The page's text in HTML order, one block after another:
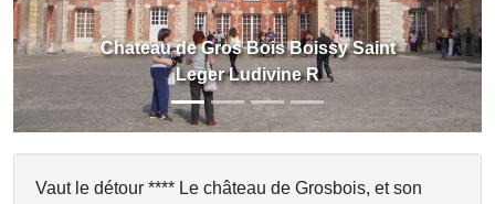
Saint
Chateau de Gros Bois
Leger Ludivine R
Vaut le détour **** Le château de Grosbois, et son